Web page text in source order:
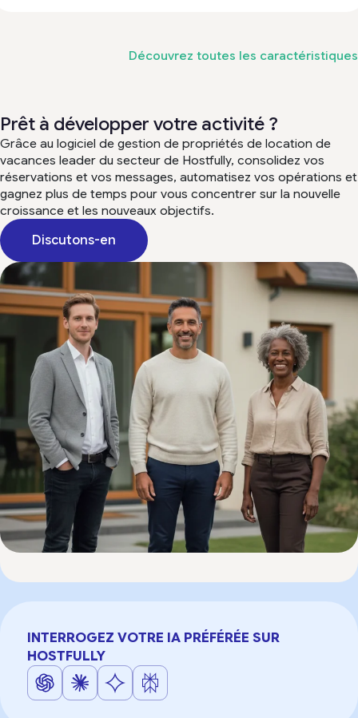
Découvrez toutes les caractéristiques
Prêt à développer votre activité ?
Grâce au logiciel de gestion de propriétés de location de
vacances leader du secteur de Hostfully, consolidez vos
réservations et vos messages, automatisez vos opérations et
gagnez plus de temps pour vous concentrer sur la nouvelle
croissance et les nouveaux objectifs.
Discutons-en
INTERROGEZ VOTRE IA PRÉFÉRÉE SUR
HOSTFULLY